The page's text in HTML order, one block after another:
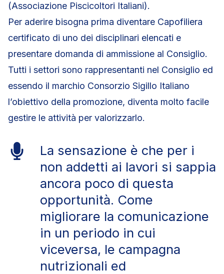
(Associazione Piscicoltori Italiani).
Per aderire bisogna prima diventare Capofiliera
certificato di uno dei disciplinari elencati e
presentare domanda di ammissione al Consiglio.
Tutti i settori sono rappresentanti nel Consiglio ed
essendo il marchio Consorzio Sigillo Italiano
l’obiettivo della promozione, diventa molto facile
gestire le attività per valorizzarlo.
La sensazione è che per i
non addetti ai lavori si sappia
ancora poco di questa
opportunità. Come
migliorare la comunicazione
in un periodo in cui
viceversa, le campagna
nutrizionali ed